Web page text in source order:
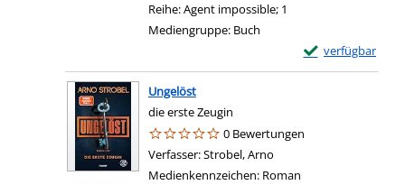
Reihe:Agent impossible; 1
Mediengruppe: Buch
verfügbar
Exemplar-
Ungelöst
die erste Zeugin
0 Bewertungen
Verfasser:Strobel, Arno
Medienkennzeichen: Roman